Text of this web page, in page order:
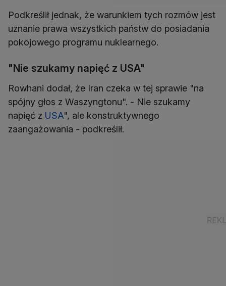
Podkreślił jednak, że warunkiem tych rozmów jest
uznanie prawa wszystkich państw do posiadania
pokojowego programu nuklearnego.
"Nie szukamy napięć z USA"
Rowhani dodał, że Iran czeka w tej sprawie "na
spójny głos z Waszyngtonu". - Nie szukamy
napięć z USA", ale konstruktywnego
zaangażowania - podkreślił.